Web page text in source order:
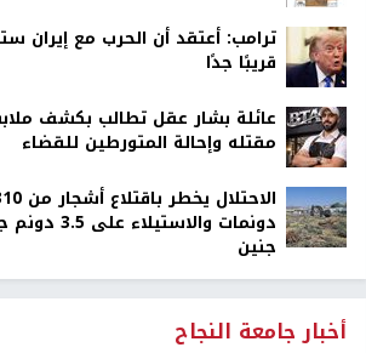
ترامب: أعتقد أن الحرب مع إيران
قريبًا جدًا
عائلة بشار عقل تطالب بكشف
مقتله وإحالة المتورطين للقضاء
الاحتلال يخطر
دونمات والاستيلاء
جنين
أخبار جامعة النجاح